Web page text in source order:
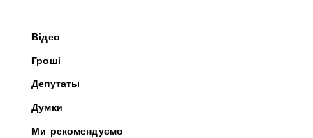
Відео
Гроші
Депутаты
Думки
Ми рекомендуємо